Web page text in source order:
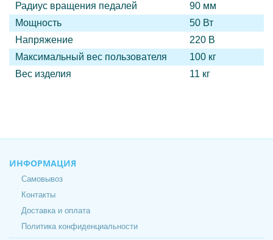
Радиус вращения педалей
90 мм
Мощность
50 Вт
Напряжение
220 В
Максимальный вес пользователя
100 кг
Вес изделия
11 кг
ИНФОРМАЦИЯ
Самовывоз
Контакты
Доставка и оплата
Политика конфиденциальности